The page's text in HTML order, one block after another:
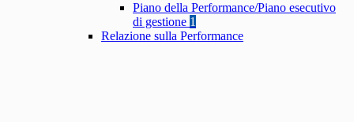
Piano della Performance/Piano esecutivo
di gestione 1
Relazione sulla Performance